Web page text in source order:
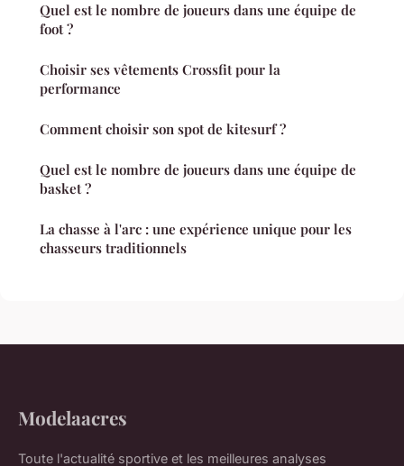
Quel est le nombre de joueurs dans une équipe de
foot ?
Choisir ses vêtements Crossfit pour la
performance
Comment choisir son spot de kitesurf ?
Quel est le nombre de joueurs dans une équipe de
basket ?
La chasse à l'arc : une expérience unique pour les
chasseurs traditionnels
Modelaacres
Toute l'actualité sportive et les meilleures analyses